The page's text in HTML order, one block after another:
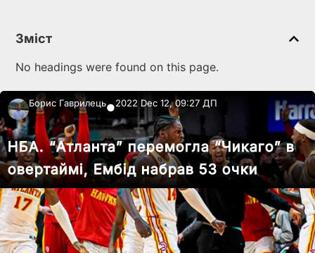
Зміст
No headings were found on this page.
Борис Гаврилець●2022 Dec 12, 09:27 ДП
НБА. “Атланта” перемогла “Чикаго” в
овертаймі, Ембід набрав 53 очки